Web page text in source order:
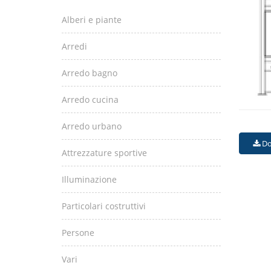
Alberi e piante
Arredi
Arredo bagno
Arredo cucina
Arredo urbano
Attrezzature sportive
Illuminazione
Particolari costruttivi
Persone
Vari